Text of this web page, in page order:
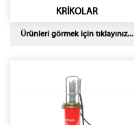
KRİKOLAR
Ürünleri görmek için tıklayınız...